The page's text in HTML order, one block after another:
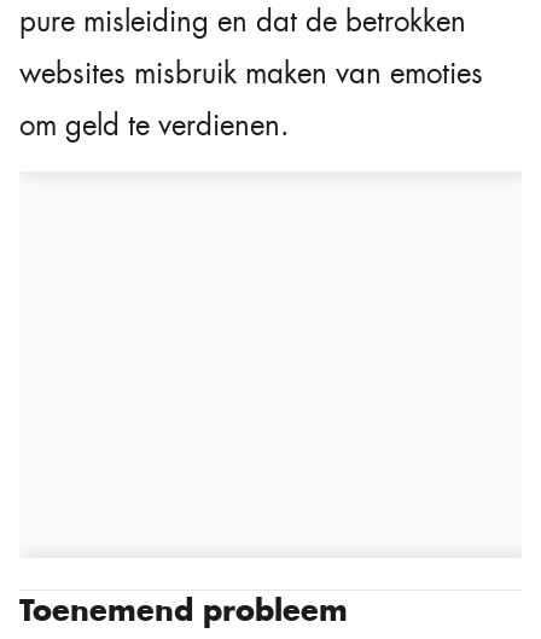
pure misleiding en dat de betrokken
websites misbruik maken van emoties
om geld te verdienen.
Toenemend probleem